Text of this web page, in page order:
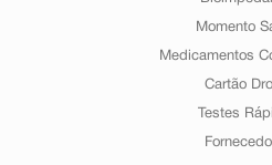
Momento
Medicamentos
Cartão
Testes